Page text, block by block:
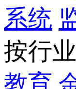
系统
按行